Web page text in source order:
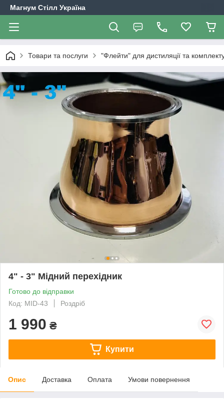
Магнум Стілл Україна
Товари та послуги "Флейти" для дистиляції та
4" - 3" Мідний перехідник
Готово до відправки
Код: MID-43
Роздріб
1 990 ₴
Купити
Опис Доставка Оплата Умови повернення